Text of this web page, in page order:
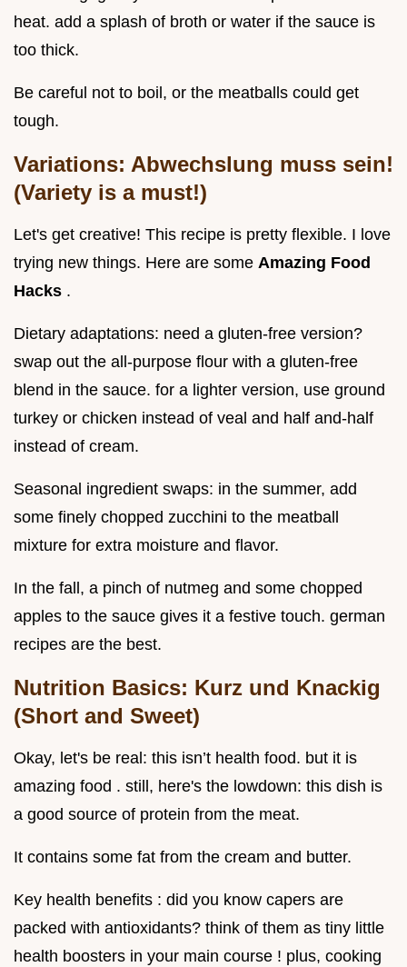
heat. add a splash of broth or water if the sauce is
too thick.
Be careful not to boil, or the meatballs could get
tough.
Variations: Abwechslung muss sein!
(Variety is a must!)
Let's get creative! This recipe is pretty flexible. I love
trying new things. Here are some Amazing Food
Hacks .
Dietary adaptations: need a gluten-free version?
swap out the all-purpose flour with a gluten-free
blend in the sauce. for a lighter version, use ground
turkey or chicken instead of veal and half and-half
instead of cream.
Seasonal ingredient swaps: in the summer, add
some finely chopped zucchini to the meatball
mixture for extra moisture and flavor.
In the fall, a pinch of nutmeg and some chopped
apples to the sauce gives it a festive touch. german
recipes are the best.
Nutrition Basics: Kurz und Knackig
(Short and Sweet)
Okay, let's be real: this isn’t health food. but it is
amazing food . still, here's the lowdown: this dish is
a good source of protein from the meat.
It contains some fat from the cream and butter.
Key health benefits : did you know capers are
packed with antioxidants? think of them as tiny little
health boosters in your main course ! plus, cooking